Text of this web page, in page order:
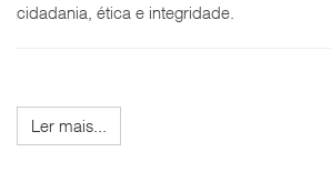
cidadania, ética e integridade.
Ler mais...